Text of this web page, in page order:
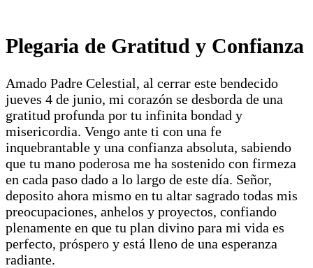
Plegaria de Gratitud y Confianza
Amado Padre Celestial, al cerrar este bendecido
jueves 4 de junio, mi corazón se desborda de una
gratitud profunda por tu infinita bondad y
misericordia. Vengo ante ti con una fe
inquebrantable y una confianza absoluta, sabiendo
que tu mano poderosa me ha sostenido con firmeza
en cada paso dado a lo largo de este día. Señor,
deposito ahora mismo en tu altar sagrado todas mis
preocupaciones, anhelos y proyectos, confiando
plenamente en que tu plan divino para mi vida es
perfecto, próspero y está lleno de una esperanza
radiante.